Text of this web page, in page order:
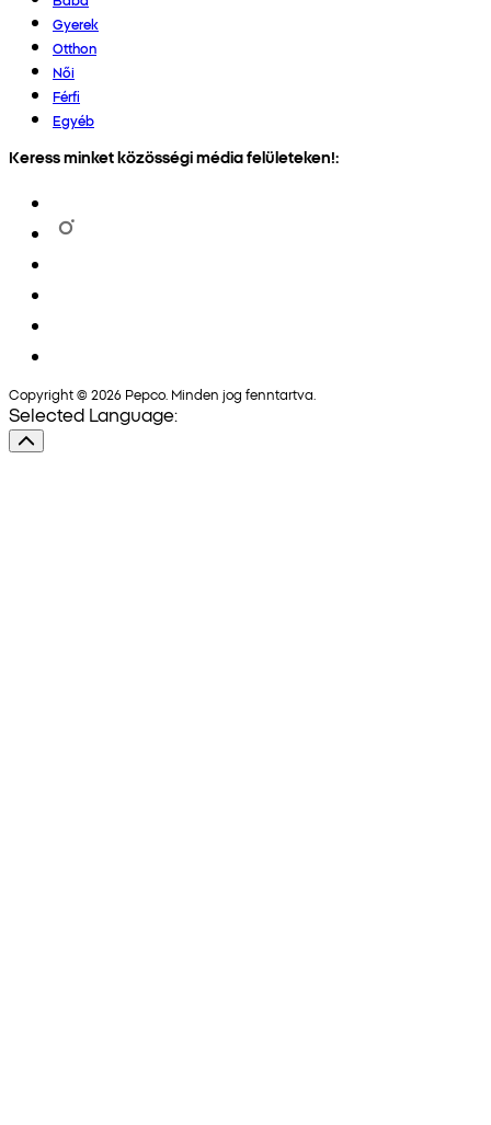
Gyerek
Otthon
Női
Férfi
Egyéb
Keress minket közösségi média felületeken!:
Copyright © 2026 Pepco. Minden jog fenntartva.
Selected Language: